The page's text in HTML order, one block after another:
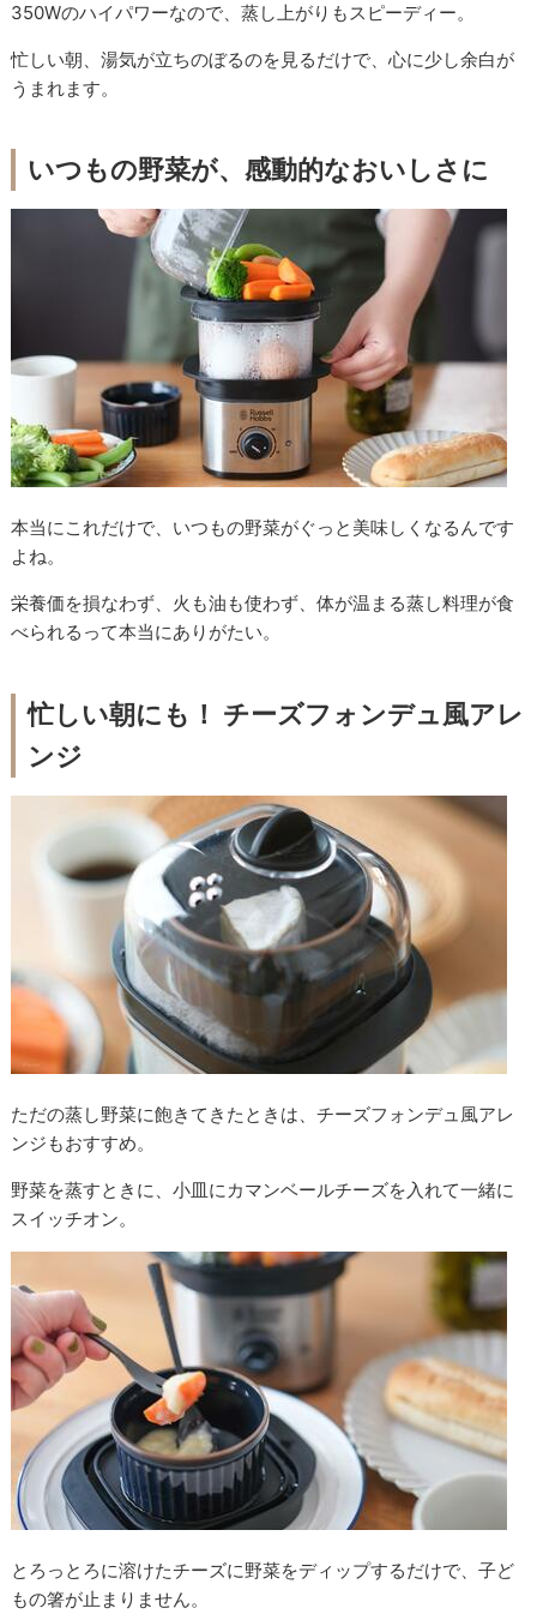
350Wのハイパワーなので、蒸し上がりもスピーディー。
忙しい朝、湯気が立ちのぼるのを見るだけで、心に少し余白が
うまれます。
いつもの野菜が、感動的なおいしさに
本当にこれだけで、いつもの野菜がぐっと美味しくなるんです
よね。
栄養価を損なわず、火も油も使わず、体が温まる蒸し料理が食
べられるって本当にありがたい。
忙しい朝にも！ チーズフォンデュ風アレ
ンジ
ただの蒸し野菜に飽きてきたときは、チーズフォンデュ風アレ
ンジもおすすめ。
野菜を蒸すときに、小皿にカマンベールチーズを入れて一緒に
スイッチオン。
とろっとろに溶けたチーズに野菜をディップするだけで、子ど
もの箸が止まりません。